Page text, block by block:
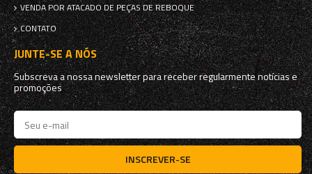
VENDA POR ATACADO DE PEÇAS DE REBOQUE
CONTATO
JUNTE-SE A NÓS
Subscreva a nossa newsletter para receber regularmente notícias e
promoções
INSCREVER-SE